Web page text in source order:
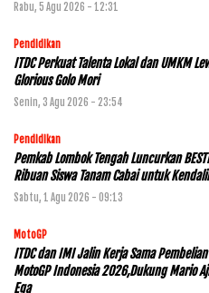
Rabu, 5 Agu 2026 - 12:31
Pendidikan
ITDC Perkuat Talenta Lokal dan UMKM
Glorious Golo Mori
Senin, 3 Agu 2026 - 23:54
Pendidikan
Pemkab Lombok Tengah Luncurkan
Ribuan Siswa Tanam Cabai untuk
Sabtu, 1 Agu 2026 - 09:13
MotoGP
ITDC dan IMI Jalin Kerja Sama
MotoGP Indonesia 2026,Dukung Mario
Ega